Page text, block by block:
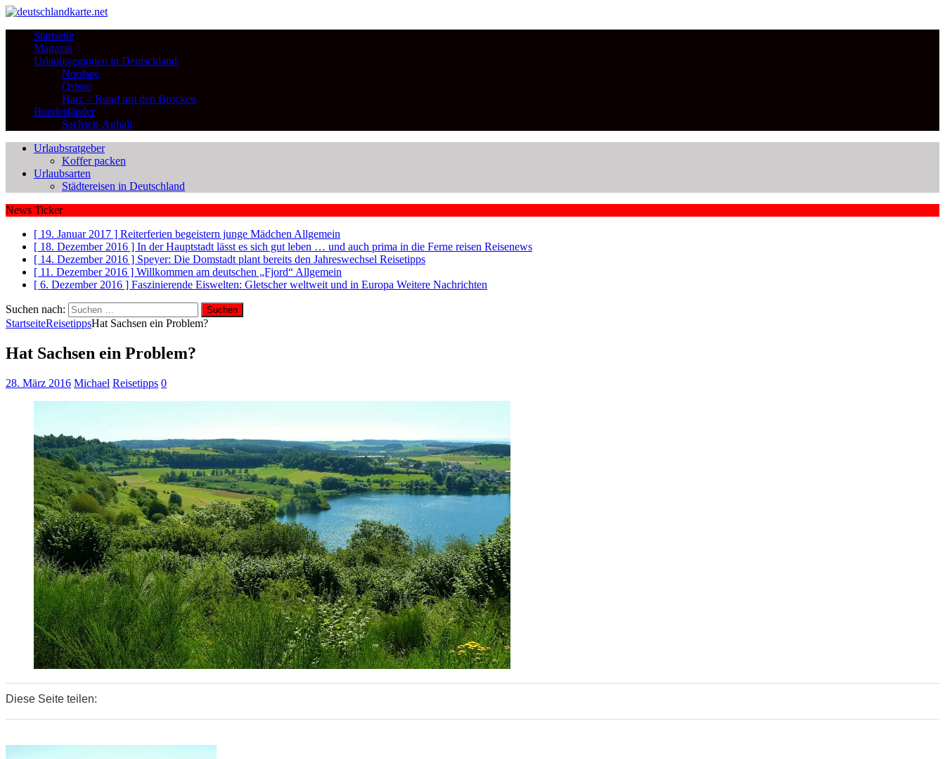
Startseite
Magazin
Urlaubsregionen in Deutschland
Nordsee
Ostsee
Harz – Rund um den Brocken
Bundesländer
Sachsen-Anhalt
Urlaubsratgeber
Koffer packen
Urlaubsarten
Städtereisen in Deutschland
News Ticker
[ 19. Januar 2017 ] Reiterferien begeistern junge Mädchen Allgemein
[ 18. Dezember 2016 ] In der Hauptstadt lässt es sich gut leben … und auch prima in die Ferne reisen Reisenews
[ 14. Dezember 2016 ] Speyer: Die Domstadt plant bereits den Jahreswechsel Reisetipps
[ 11. Dezember 2016 ] Willkommen am deutschen „Fjord“ Allgemein
[ 6. Dezember 2016 ] Faszinierende Eiswelten: Gletscher weltweit und in Europa Weitere Nachrichten
Suchen nach:
StartseiteReisetippsHat Sachsen ein Problem?
Hat Sachsen ein Problem?
28. März 2016 Michael Reisetipps 0
Diese Seite teilen: